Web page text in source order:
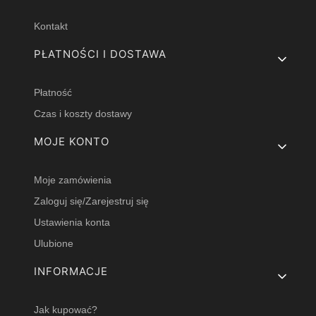
Kontakt
PŁATNOŚCI I DOSTAWA
Płatność
Czas i koszty dostawy
MOJE KONTO
Moje zamówienia
Zaloguj się/Zarejestruj się
Ustawienia konta
Ulubione
INFORMACJE
Jak kupować?